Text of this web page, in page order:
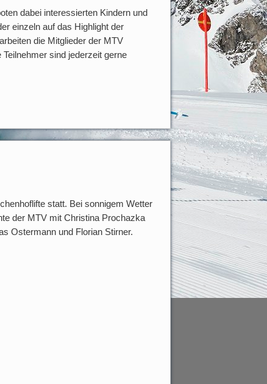
dabei interessierten Kindern und
einzeln auf das Highlight der
die Mitglieder der MTV
sind jederzeit gerne
statt. Bei sonnigem Wetter
der MTV mit Christina Prochazka
Ostermann und Florian Stirner.